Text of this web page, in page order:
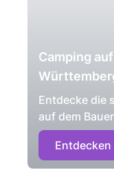
Camping
Entdecke die
auf dem
Entdecken